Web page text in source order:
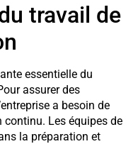
travail de
essentielle du
assurer des
a besoin de
Les équipes de
la préparation et